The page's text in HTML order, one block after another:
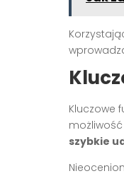
Kluczowe
szybkie